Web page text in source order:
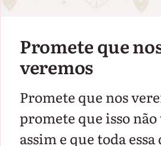
Promete que
veremos
Promete que nos
promete que isso
assim e que toda